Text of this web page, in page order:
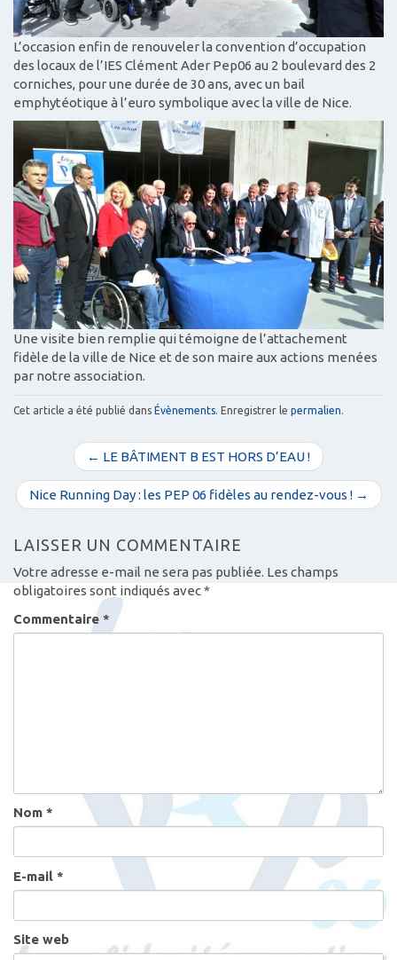
L’occasion enfin de renouveler la convention d’occupation
des locaux de l’IES Clément Ader Pep06 au 2 boulevard des 2
corniches, pour une durée de 30 ans, avec un bail
emphytéotique à l’euro symbolique avec la ville de Nice.
Une visite bien remplie qui témoigne de l’attachement
fidèle de la ville de Nice et de son maire aux actions menées
par notre association.
Cet article a été publié dans Évènements. Enregistrer le permalien.
v
g
a
t
i
o
t
i
l
e
s
← LE BÂTIMENT B EST HORS D’EAU !
Nice Running Day : les PEP 06 fidèles au rendez-vous ! →
LAISSER UN COMMENTAIRE
Votre adresse e-mail ne sera pas publiée. Les champs
obligatoires sont indiqués avec*
Commentaire *
Nom *
E-mail *
Site web